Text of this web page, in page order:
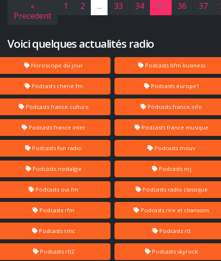
«
Precedent
1 2 ... 33 34 35 36 37
Voici quelques actualités radio
Horoscope du jour Podcasts bfm business
Podcasts cherie fm Podcasts europe1
Podcasts france culture Podcasts france info
Podcasts france inter Podcasts france musique
Podcasts fun radio Podcasts mouv
Podcasts nostalgie Podcasts nrj
Podcasts oui fm Podcasts radio classique
Podcasts rfm Podcasts rire et chansons
Podcasts rmc Podcasts rtl
Podcasts rtl2 Podcasts skyrock